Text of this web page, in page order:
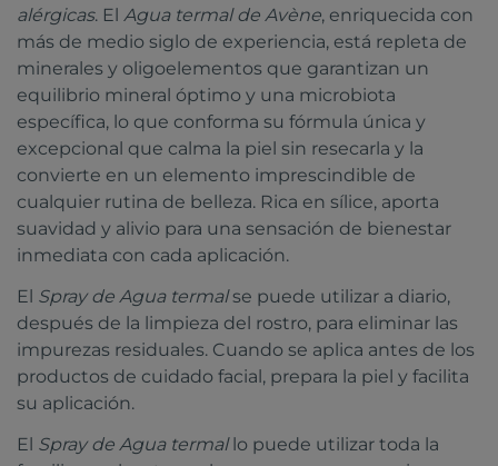
alérgicas. El Agua termal de Avène, enriquecida con
más de medio siglo de experiencia, está repleta de
minerales y oligoelementos que garantizan un
equilibrio mineral óptimo y una microbiota
específica, lo que conforma su fórmula única y
excepcional que calma la piel sin resecarla y la
convierte en un elemento imprescindible de
cualquier rutina de belleza. Rica en sílice, aporta
suavidad y alivio para una sensación de bienestar
inmediata con cada aplicación.
El Spray de Agua termalse puede utilizar a diario,
después de la limpieza del rostro, para eliminar las
impurezas residuales. Cuando se aplica antes de los
productos de cuidado facial, prepara la piel y facilita
su aplicación.
El Spray de Agua termallo puede utilizar toda la